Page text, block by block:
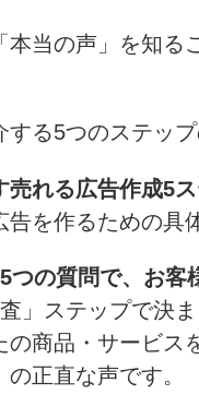
本当の声」を知る
る5つのステッ
れる広告作成5
を作るための具
つの質問で、お客
」ステップで決
の商品・サービス
正直な声です。